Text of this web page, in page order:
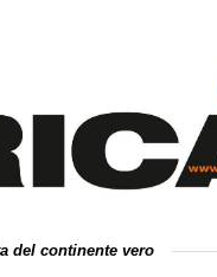
del continente vero